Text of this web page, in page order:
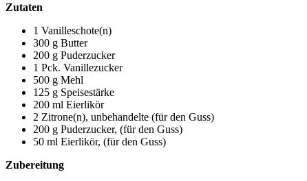
Zutaten
1 Vanilleschote(n)
300 g Butter
200 g Puderzucker
1 Pck. Vanillezucker
500 g Mehl
125 g Speisestärke
200 ml Eierlikör
2 Zitrone(n), unbehandelte (für den Guss)
200 g Puderzucker, (für den Guss)
50 ml Eierlikör, (für den Guss)
Zubereitung